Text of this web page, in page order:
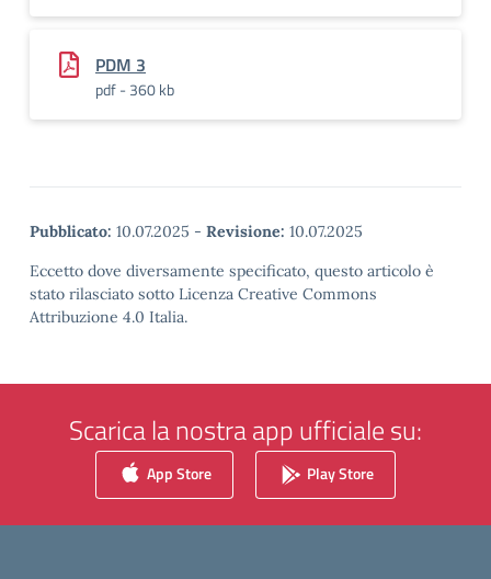
PDM 3
pdf - 360 kb
Pubblicato: 10.07.2025 - Revisione: 10.07.2025
Eccetto dove diversamente specificato, questo articolo è
stato rilasciato sotto Licenza Creative Commons
Attribuzione 4.0 Italia.
Scarica la nostra app ufficiale su:
App Store Play Store